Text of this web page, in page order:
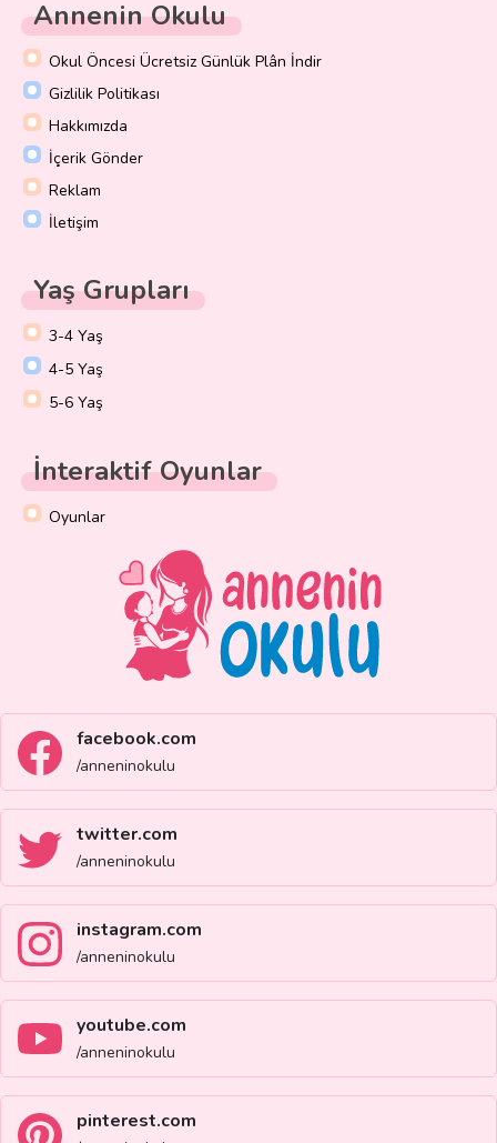
Annenin Okulu
Okul Öncesi Ücretsiz Günlük Plân İndir
Gizlilik Politikası
Hakkımızda
İçerik Gönder
Reklam
İletişim
Yaş Grupları
3-4 Yaş
4-5 Yaş
5-6 Yaş
İnteraktif Oyunlar
Oyunlar
facebook.com
/anneninokulu
twitter.com
/anneninokulu
instagram.com
/anneninokulu
youtube.com
/anneninokulu
pinterest.com